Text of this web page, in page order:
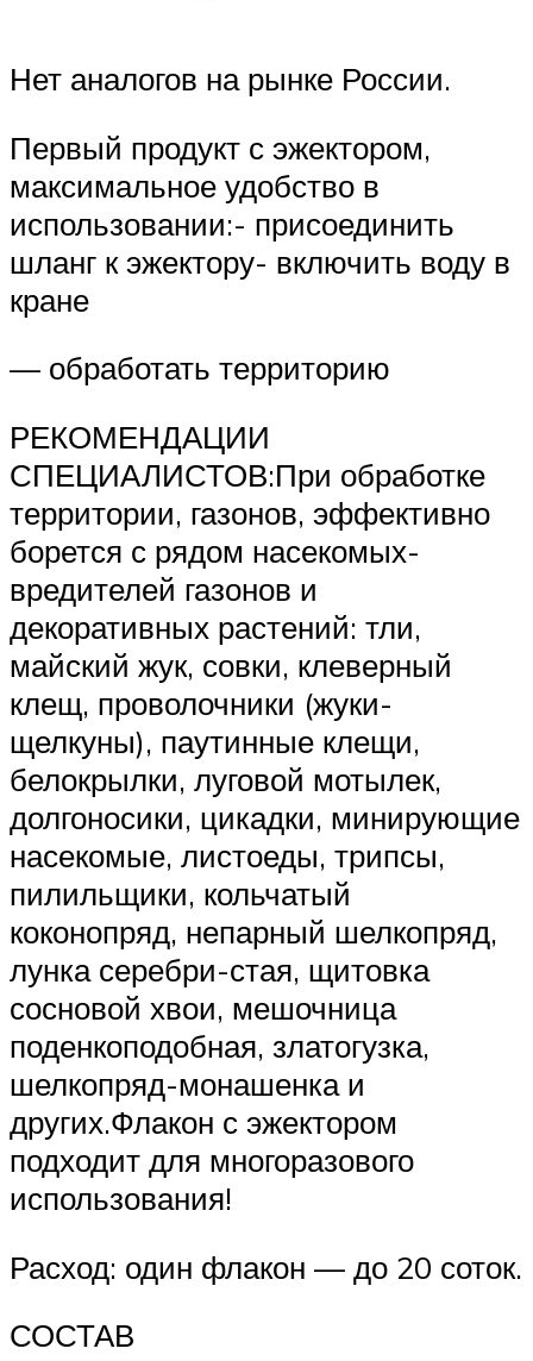
Нет аналогов на рынке России.
Первый продукт с эжектором,
максимальное удобство в
использовании:- присоединить
шланг к эжектору- включить воду в
кране
— обработать территорию
РЕКОМЕНДАЦИИ
СПЕЦИАЛИСТОВ:При обработке
территории, газонов, эффективно
борется с рядом насекомых-
вредителей газонов и
декоративных растений: тли,
майский жук, совки, клеверный
клещ, проволочники (жуки-
щелкуны), паутинные клещи,
белокрылки, луговой мотылек,
долгоносики, цикадки, минирующие
насекомые, листоеды, трипсы,
пилильщики, кольчатый
коконопряд, непарный шелкопряд,
лунка серебри-стая, щитовка
сосновой хвои, мешочница
поденкоподобная, златогузка,
шелкопряд-монашенка и
других.Флакон с эжектором
подходит для многоразового
использования!
Расход: один флакон — до 20 соток.
СОСТАВ